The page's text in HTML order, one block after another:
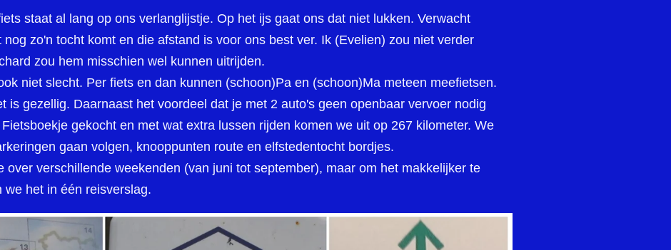
staat al lang op ons verlanglijstje. Op het ijs gaat ons dat niet lukken. Verwacht
zo'n tocht komt en die afstand is voor ons best ver. Ik (Evelien) zou niet verder
zou hem misschien wel kunnen uitrijden.
niet slecht. Per fiets en dan kunnen (schoon)Pa en (schoon)Ma meteen meefietsen.
is gezellig. Daarnaast het voordeel dat je met 2 auto's geen openbaar vervoer nodig
gekocht en met wat extra lussen rijden komen we uit op 267 kilometer. We
gaan volgen, knooppunten route en elfstedentocht bordjes.
over verschillende weekenden (van juni tot september), maar om het makkelijker te
we het in één reisverslag.